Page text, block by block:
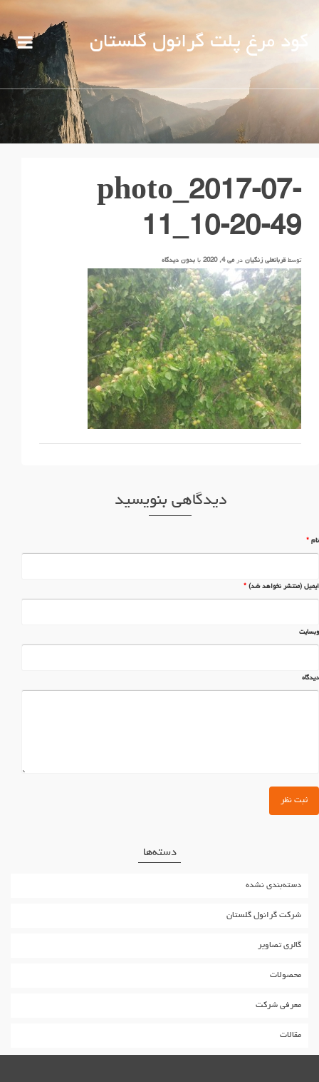
کود مرغ پلت گرانول گلستان
photo_2017-07-
11_10-20-49
توسطقربانعلی زنگیان درمی 4, 2020 با بدون دیدگاه
دیدگاهی بنویسید
نام *
ایمیل (منتشر نخواهد شد) *
وبسایت
دیدگاه
دسته‌ها
دسته‌بندی نشده
شرکت گرانول گلستان
گالری تصاویر
محصولات
معرفی شرکت
مقالات